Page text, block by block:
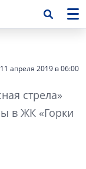
11 апреля 2019 в 06:00
стрела»
в ЖК «Горки